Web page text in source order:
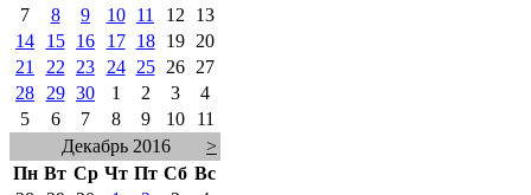
7
8 9 10 11 12
13
14
15 16 17 18 19
20
21
22 23 24 25 26
27
28
29 30 1 2 3
4
5
6 7 8 9 10
11
Декабрь 2016
>
Пн Вт Ср Чт Пт Сб Вс